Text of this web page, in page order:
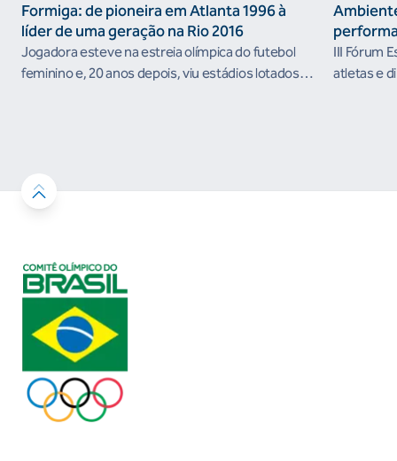
Formiga: de pioneira em Atlanta 1996 à
líder de uma geração na Rio 2016
Jogadora esteve na estreia olímpica do futebol
feminino e, 20 anos depois, viu estádios lotados
III Fórum
atletas e